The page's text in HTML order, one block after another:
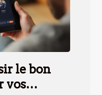
le bon
vos